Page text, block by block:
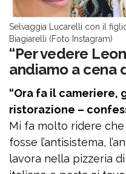
Selvaggia Lucarelli con il
Biagiarelli (Foto Instagram)
“Per vedere
andiamo a cena
“Ora fa il cameriere,
ristorazione –
Mi fa molto ridere
fosse l’antisistema,
lavora nella pizzeria